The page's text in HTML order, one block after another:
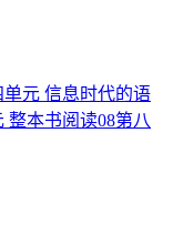
单元 信息时代的语
整本书阅读08第八